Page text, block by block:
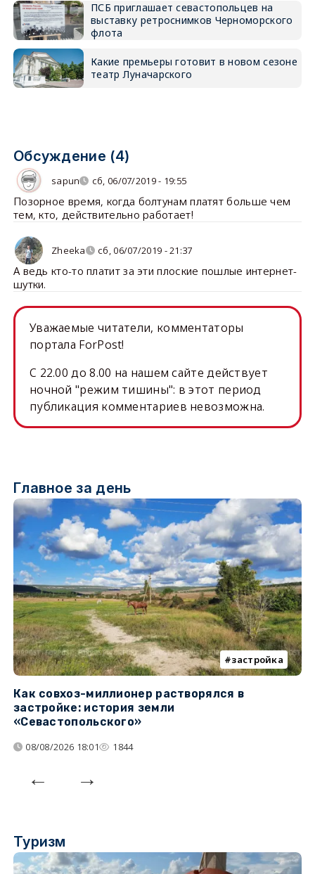
ПСБ приглашает севастопольцев на
выставку ретроснимков Черноморского
флота
Какие премьеры готовит в новом сезоне
театр Луначарского
Обсуждение (4)
sapun сб, 06/07/2019 - 19:55
Позорное время, когда болтунам платят больше чем
тем, кто, действительно работает!
Zheeka сб, 06/07/2019 - 21:37
А ведь кто-то платит за эти плоские пошлые интернет-
шутки.
Уважаемые читатели, комментаторы
портала ForPost!
C 22.00 до 8.00 на нашем сайте действует
ночной "режим тишины": в этот период
публикация комментариев невозможна.
Главное за день
застройка
Как совхоз-миллионер растворялся в
застройке: история земли
«Севастопольского»
08/08/2026 18:01 1844
Туризм